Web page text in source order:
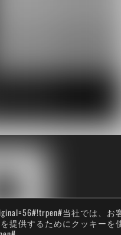
当社では、お
提供するためにクッキーを